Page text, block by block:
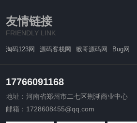
友情链接
FRIENDLY LINK
淘码123网 源码客栈网 猴哥源码网 Bug网
17766091168
地址：河南省郑州市二七区荆湖商业中心
邮箱：1728608455@qq.com